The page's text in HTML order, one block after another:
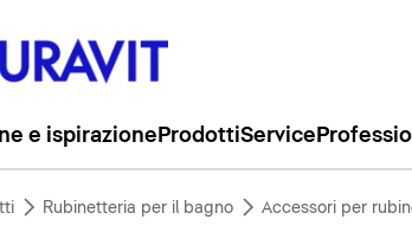
e ispirazione ProdottiService
Rubinetteria per il bagno Accessori per